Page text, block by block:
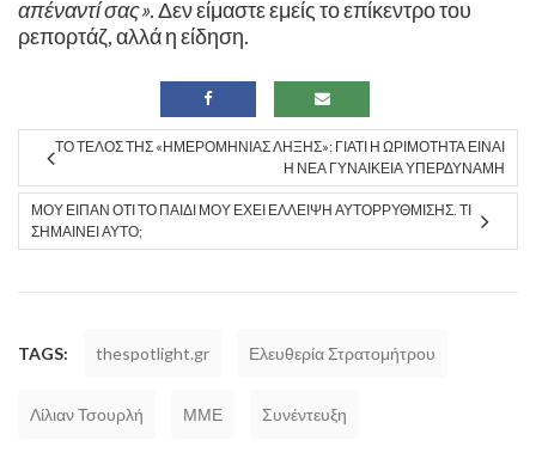
απέναντί σας». Δεν είμαστε εμείς το επίκεντρο του
ρεπορτάζ, αλλά η είδηση. ​
ΤΟ ΤΈΛΟΣ ΤΗΣ «ΗΜΕΡΟΜΗΝΊΑΣ ΛΉΞΗΣ»: ΓΙΑΤΊ Η ΩΡΙΜΌΤΗΤΑ ΕΊΝΑΙ
Η ΝΈΑ ΓΥΝΑΙΚΕΊΑ ΥΠΕΡΔΎΝΑΜΗ
ΜΟΥ ΕΊΠΑΝ ΌΤΙ ΤΟ ΠΑΙΔΊ ΜΟΥ ΈΧΕΙ ΈΛΛΕΙΨΗ ΑΥΤΟΡΡΎΘΜΙΣΗΣ. ΤΙ
ΣΗΜΑΊΝΕΙ ΑΥΤΌ;
TAGS: thespotlight.gr Ελευθερία Στρατομήτρου
Λίλιαν Τσουρλή ΜΜΕ Συνέντευξη